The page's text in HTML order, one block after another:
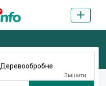
Деревообробне
Змінити